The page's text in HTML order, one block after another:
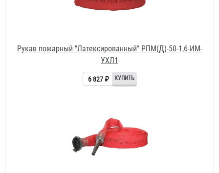
6 827 ₽
УХЛ1 с ГР-50 А/П и РС-50.01А
7 196 ₽